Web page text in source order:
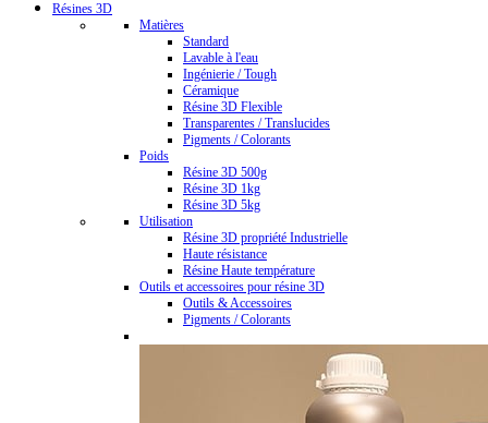
Résines 3D
Matières
Standard
Lavable à l'eau
Ingénierie / Tough
Céramique
Résine 3D Flexible
Transparentes / Translucides
Pigments / Colorants
Poids
Résine 3D 500g
Résine 3D 1kg
Résine 3D 5kg
Utilisation
Résine 3D propriété Industrielle
Haute résistance
Résine Haute température
Outils et accessoires pour résine 3D
Outils & Accessoires
Pigments / Colorants